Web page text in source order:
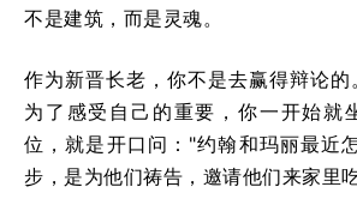
不是建筑，而是灵魂。
作为新晋长老，你不是去赢得辩论
为了感受自己的重要，你一开始就
位，就是开口问："约翰和玛丽最近
步，是为他们祷告，邀请他们来家里吃